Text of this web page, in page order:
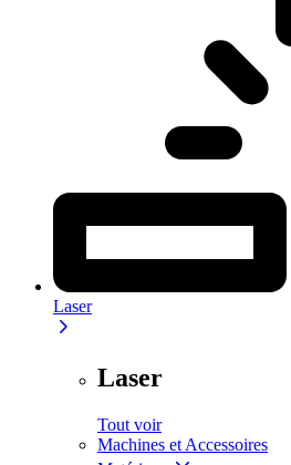
Laser
Laser
Tout voir
Machines et Accessoires